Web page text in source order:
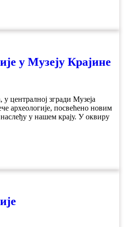
у Музеју Крајине
централној згради Музеја
археологије, посвећено новим
у нашем крају. У оквиру